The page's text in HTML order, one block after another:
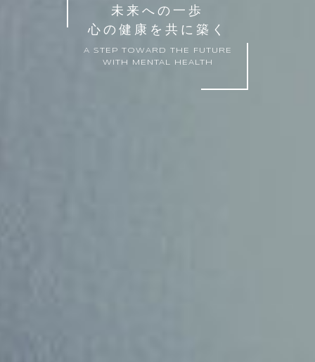
未来への一歩
心の健康を共に築く
A STEP TOWARD THE FUTURE
WITH MENTAL HEALTH